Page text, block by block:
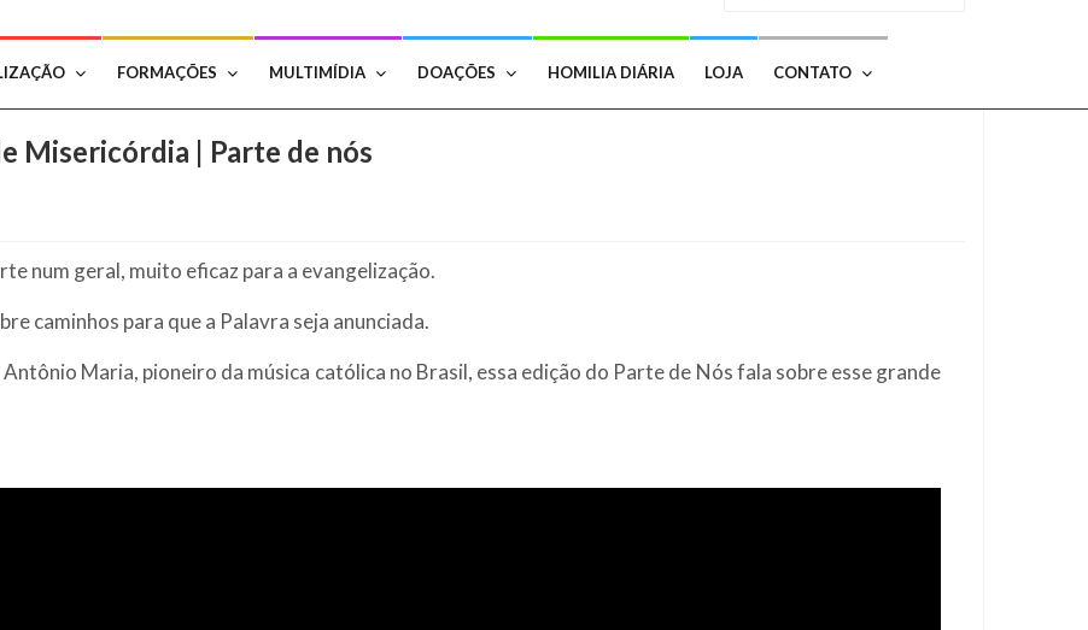
FORMAÇÕES MULTIMÍDIA DOAÇÕES HOMILIA DIÁRIA LOJA CONTATO
Misericórdia | Parte de nós
num geral, muito eficaz para a evangelização.
caminhos para que a Palavra seja anunciada.
Maria, pioneiro da música católica no Brasil, essa edição do Parte de Nósfala sobre esse grande